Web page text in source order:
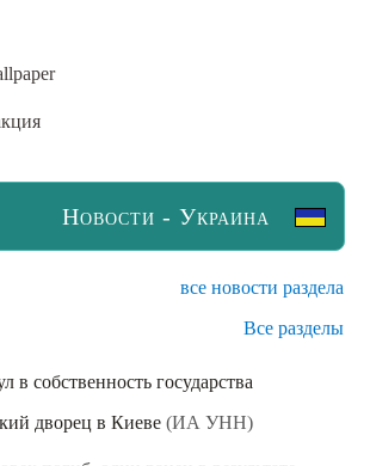
Новости - Украина
все новости раздела
Все разделы
в собственность государства
дворец в Киеве (ИА УНН)